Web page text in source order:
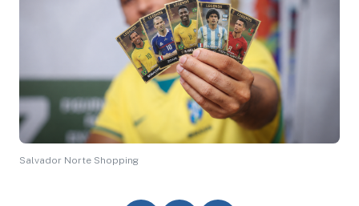
Salvador Norte Shopping